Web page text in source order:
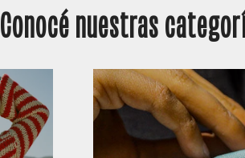
Conocé nuestras